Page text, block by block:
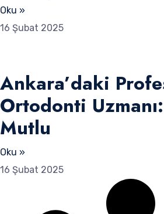
Oku »
16 Şubat 2025
Ankara’daki
Ortodonti
Mutlu
Oku »
16 Şubat 2025